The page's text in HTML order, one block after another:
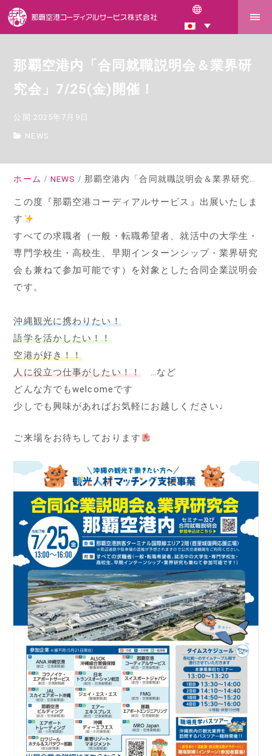
那覇空港内「合同就職説明会＆業界研
究会」7/25(金)開催！
公開:2025年7月9日
NEWS
ホーム NEWS 那覇空港内「合同就職説明会＆業界研究会」7/25(金)開催！
この度『那覇空港コーディアルサービス』出展いたしま
す
すべての求職者（一般・転職希望者、就活中の大学生・
専門学校生・高校生、早期インターンシップ・業界研究
会も兼ねて参加可能です）を対象とした合同企業説明会
です。
沖縄観光に携わりたい！
語学を活かしたい！！
空港が好き！！
人に役立つ仕事がしたい！！
…など
どんな方でもwelcomeです
少しでも興味があればお気軽にお越しください♩
ご来場をお待ちしております